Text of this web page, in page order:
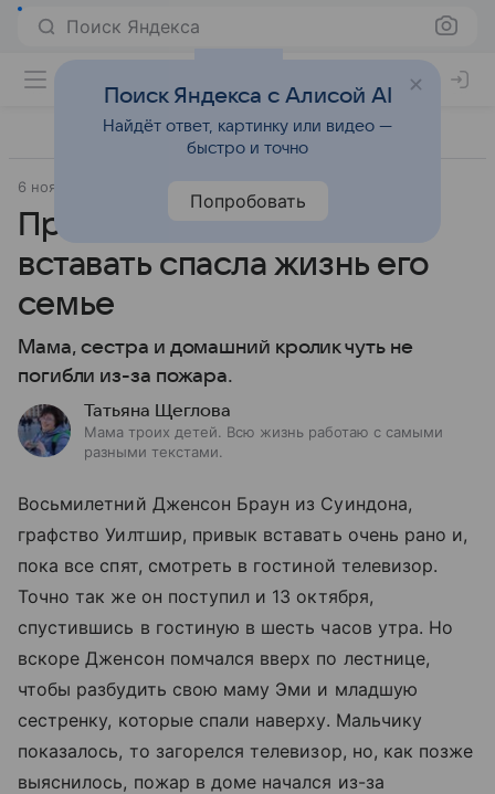
Поиск Яндекса
6 ноября 2020
Привычка мальчика рано
вставать спасла жизнь его
семье
Мама, сестра и домашний кролик чуть не
погибли из-за пожара.
Татьяна Щеглова
Мама троих детей. Всю жизнь работаю с самыми
разными текстами.
Восьмилетний Дженсон Браун из Суиндона,
графство Уилтшир, привык вставать очень рано и,
пока все спят, смотреть в гостиной телевизор.
Точно так же он поступил и 13 октября,
спустившись в гостиную в шесть часов утра. Но
вскоре Дженсон помчался вверх по лестнице,
чтобы разбудить свою маму Эми и младшую
сестренку, которые спали наверху. Мальчику
показалось, то загорелся телевизор, но, как позже
выяснилось, пожар в доме начался из-за
Поиск Яндекса с Алисой AI
Найдёт ответ, картинку или видео —
быстро и точно
Попробовать